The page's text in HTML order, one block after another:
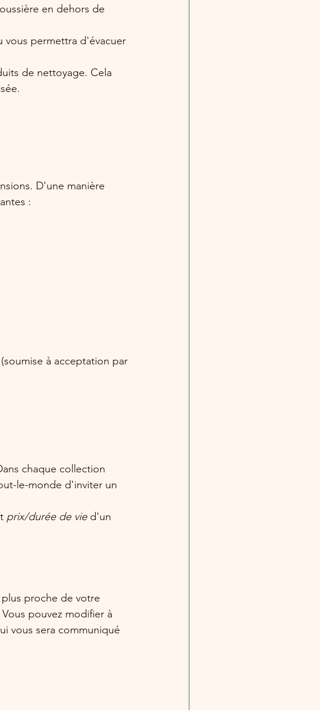
en dehors de
vous permettra d'évacuer
de nettoyage. Cela
D'une manière
:
à acceptation par
chaque collection
le-monde d'inviter un
prix/durée de vie d'un
proche de votre
pouvez modifier à
vous sera communiqué